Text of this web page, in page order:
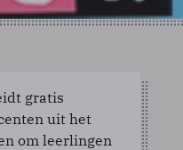
gratis
uit het
om leerlingen